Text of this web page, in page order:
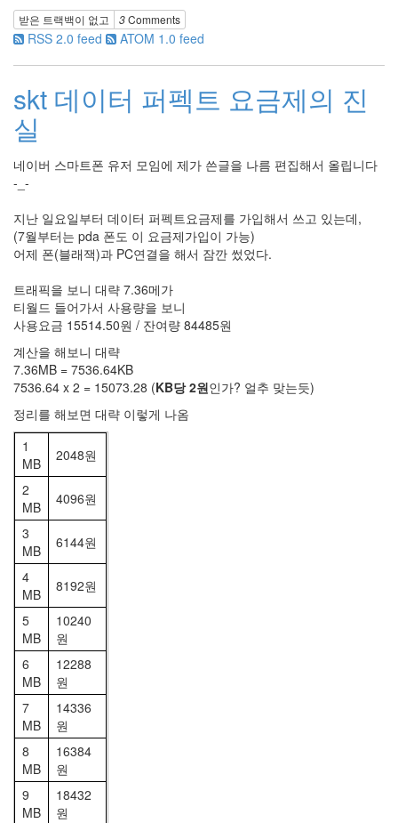
받은 트랙백이 없고 3Comments
RSS 2.0 feed ATOM 1.0 feed
skt 데이터 퍼펙트 요금제의 진
실
네이버 스마트폰 유저 모임에 제가 쓴글을 나름 편집해서 올립니다
-_-
지난 일요일부터 데이터 퍼펙트요금제를 가입해서 쓰고 있는데,
(7월부터는 pda 폰도 이 요금제가입이 가능)
어제 폰(블래잭)과 PC연결을 해서 잠깐 썼었다.
트래픽을 보니 대략 7.36메가
티월드 들어가서 사용량을 보니
사용요금 15514.50원 / 잔여량 84485원
계산을 해보니 대략
7.36MB = 7536.64KB
7536.64 x 2 = 15073.28 (KB당 2원인가? 얼추 맞는듯)
정리를 해보면 대략 이렇게 나옴
1
MB
2048원
2
MB
4096원
3
MB
6144원
4
MB
8192원
5
MB
10240
원
6
MB
12288
원
7
MB
14336
원
8
MB
16384
원
9
MB
18432
원
차
량
용
인
버
터
노...
kfmes